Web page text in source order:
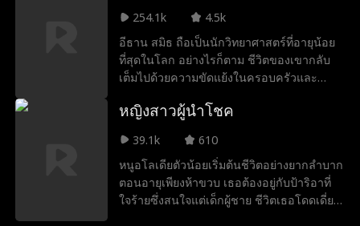
บังเอิญเจอกันบนถนน พวกเขาจะสามารถกลับ
มารักกันได้อีกหรือไม่?
254.1k
4.5k
อีธาน สมิธ ถือเป็นนักวิทยาศาสตร์ที่อายุน้อย
ที่สุดในโลก อย่างไรก็ตาม ชีวิตของเขากลับ
เต็มไปด้วยความขัดแย้งในครอบครัวและ
ห่างจากครอบครัวและใช้ชีวิตเพื่อตัวเอง ครั้ง
ความฉลาดให้ครอบครัวเห็น แต่ยังให้เพื่อน
ร่วมโต๊ะเรียน โรงเรียน และสุดท้ายคือทั้งโลก
เห็นว่าเขาคืออัจฉริยะที่ไม่ควรถูกประเมินต่ำ
ไป
หญิงสาวผู้นำโชค
39.1k
610
หนูอโลเดียตัวน้อยเริ่มต้นชีวิตอย่างยากลำบาก
ตอนอายุเพียงห้าขวบ เธอต้องอยู่กับป้าริอาที่
ใจร้ายซึ่งสนใจแต่เด็กผู้ชาย ชีวิตเธอโดดเดี่ยว